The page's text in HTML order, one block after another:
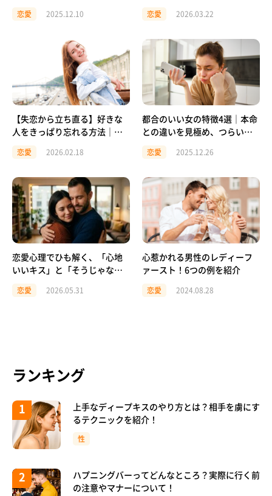
恋愛 2025.12.10 恋愛 2026.03.22
【失恋から立ち直る】好きな
人をきっぱり忘れる方法｜気
ツ
恋愛 2026.02.18
都合のいい女の特徴4選｜本命
との違いを見極め、つらい恋
恋愛 2025.12.26
恋愛心理でひも解く、「心地
いいキス」と「そうじゃない
恋愛 2026.05.31
心惹かれる男性のレディーフ
ァースト！6つの例を紹介
恋愛 2024.08.28
ランキング
上手なディープキスのやり方とは？相手を虜にす
るテクニックを紹介！
性
ハプニングバーってどんなところ？実際に行く前
の注意やマナーについて！